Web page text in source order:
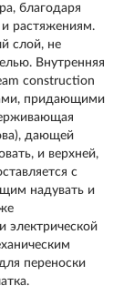
благодаря
растяжениям.
слой, не
Внутренняя
construction
придающими
дающей
и верхней,
с
надувать и
электрической
переноски